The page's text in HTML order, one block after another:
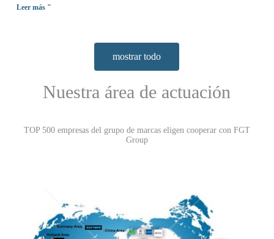
Leer más "
mostrar todo
Nuestra área de actuación
TOP 500 empresas del grupo de marcas eligen cooperar con FGT
Group